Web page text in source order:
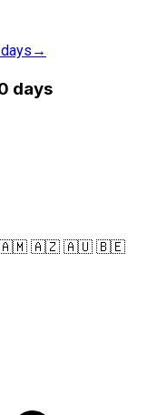
days →
days
🇦🇿 🇦🇺 🇧🇪